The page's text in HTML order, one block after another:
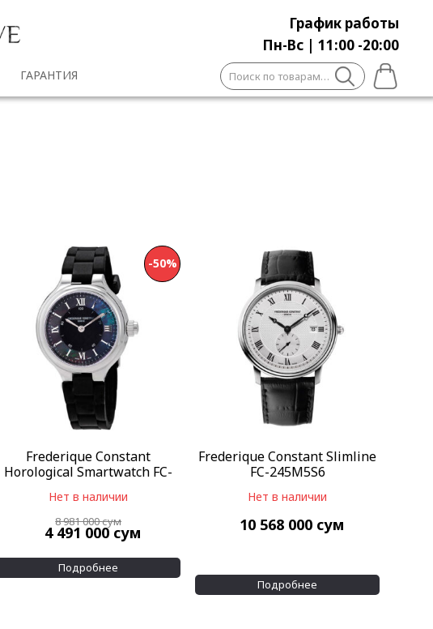
График работы
Пн-Вс | 11:00 -20:00
ГАРАНТИЯ Искать:
Frederique Constant
Horological Smartwatch FC-
-50%
Нет в наличии
8 981 000сум
4 491 000сум
Подробнее
Frederique Constant Slimline
FC-245M5S6
Нет в наличии
10 568 000 сум
Подробнее